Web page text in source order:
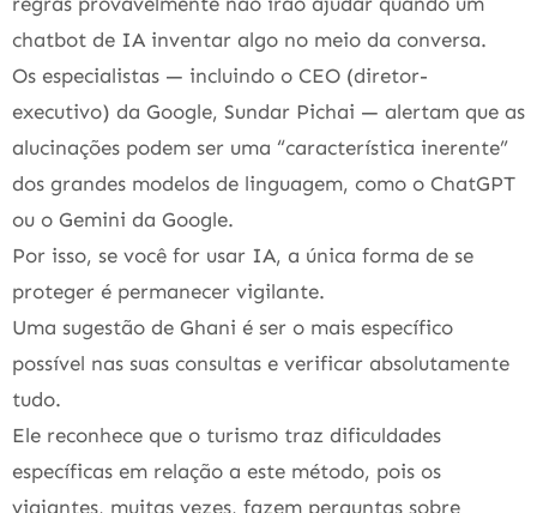
chatbot de IA inventar algo no meio da conversa.
Os especialistas — incluindo o CEO (diretor-
executivo) da Google, Sundar Pichai — alertam que as
alucinações podem ser uma “característica inerente”
dos grandes modelos de linguagem, como o ChatGPT
ou o Gemini da Google.
Por isso, se você for usar IA, a única forma de se
proteger é permanecer vigilante.
Uma sugestão de Ghani é ser o mais específico
possível nas suas consultas e verificar absolutamente
tudo.
Ele reconhece que o turismo traz dificuldades
específicas em relação a este método, pois os
viajantes, muitas vezes, fazem perguntas sobre